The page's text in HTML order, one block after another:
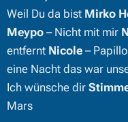
Weil Du da bist Mirko
Meypo – Nicht mit mir
entfernt Nicole –
eine Nacht das war
Ich wünsche dir
Mars